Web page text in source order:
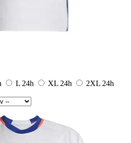
L 24h XL 24h 2XL 24h